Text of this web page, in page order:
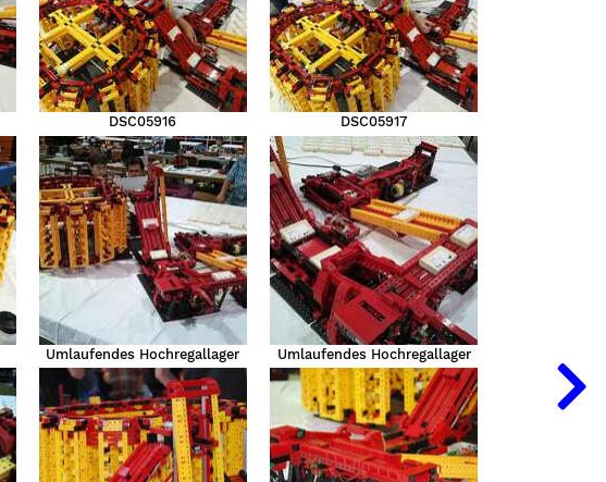
DSC05916 DSC05917
Umlaufendes Hochregallager Umlaufendes Hochregallager